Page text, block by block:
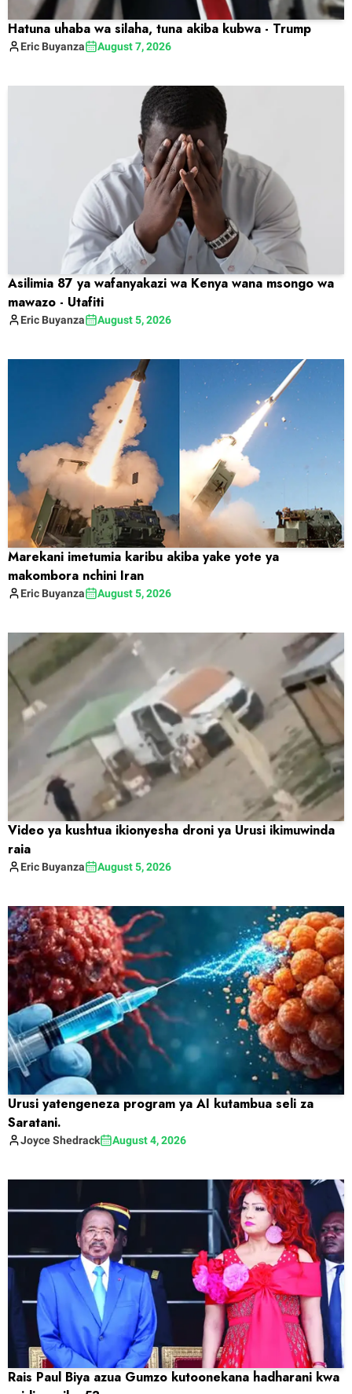
Hatuna uhaba wa silaha, tuna akiba kubwa - Trump
Eric Buyanza August 7, 2026
Asilimia 87 ya wafanyakazi wa Kenya wana msongo wa
mawazo - Utafiti
Eric Buyanza August 5, 2026
Marekani imetumia karibu akiba yake yote ya
makombora nchini Iran
Eric Buyanza August 5, 2026
Video ya kushtua ikionyesha droni ya Urusi ikimuwinda
raia
Eric Buyanza August 5, 2026
Urusi yatengeneza program ya AI kutambua seli za
Saratani.
JoyceShedrack August 4, 2026
Rais Paul Biya azua Gumzo kutoonekana hadharani kwa